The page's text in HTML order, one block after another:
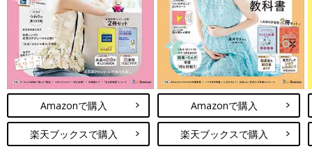
Amazonで購入
楽天ブックスで購入
Amazonで購入
楽天ブックスで購入